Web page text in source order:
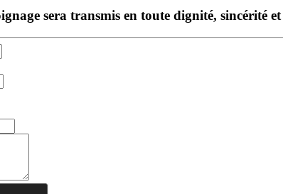
sera transmis en toute dignité, sincérité